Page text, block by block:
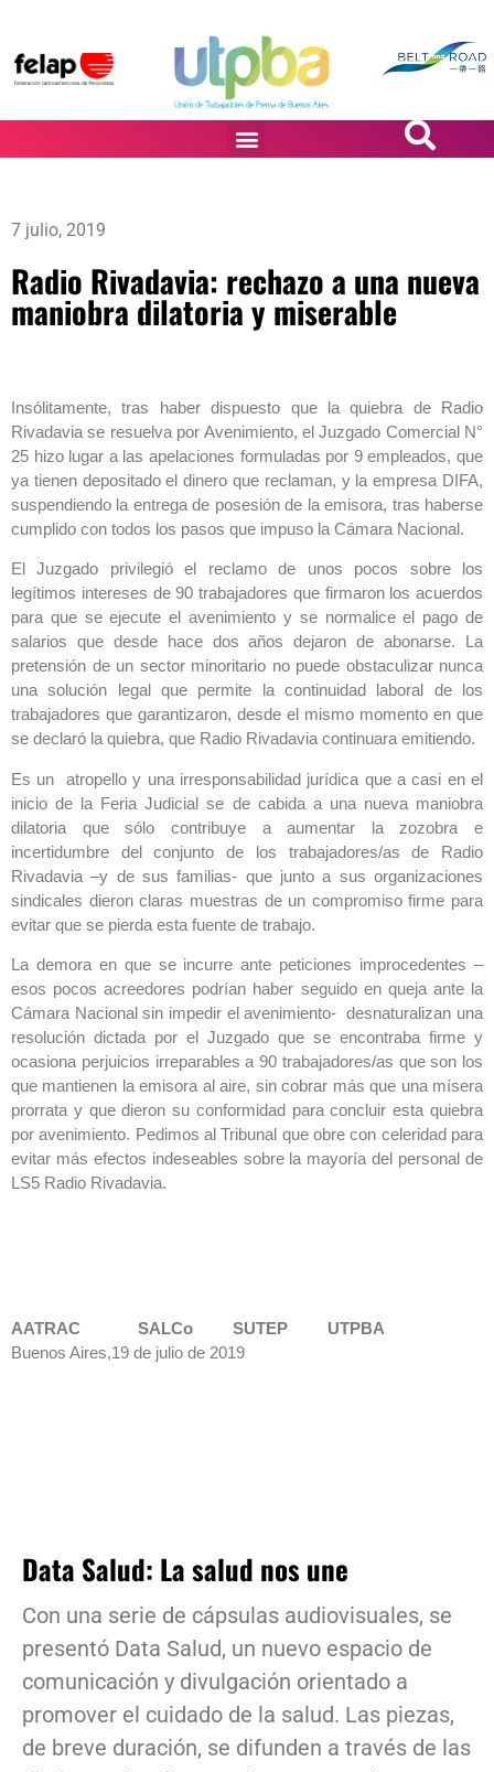
7 julio, 2019
Radio Rivadavia: rechazo a una nueva
maniobra dilatoria y miserable
Insólitamente, tras haber dispuesto que la quiebra de Radio
Rivadavia se resuelva por Avenimiento, el Juzgado Comercial N°
25 hizo lugar a las apelaciones formuladas por 9 empleados, que
ya tienen depositado el dinero que reclaman, y la empresa DIFA,
suspendiendo la entrega de posesión de la emisora, tras haberse
cumplido con todos los pasos que impuso la Cámara Nacional.
El Juzgado privilegió el reclamo de unos pocos sobre los
legítimos intereses de 90 trabajadores que firmaron los acuerdos
para que se ejecute el avenimiento y se normalice el pago de
salarios que desde hace dos años dejaron de abonarse. La
pretensión de un sector minoritario no puede obstaculizar nunca
una solución legal que permite la continuidad laboral de los
trabajadores que garantizaron, desde el mismo momento en que
se declaró la quiebra, que Radio Rivadavia continuara emitiendo.
Es un atropello y una irresponsabilidad jurídica que a casi en el
inicio de la Feria Judicial se de cabida a una nueva maniobra
dilatoria que sólo contribuye a aumentar la zozobra e
incertidumbre del conjunto de los trabajadores/as de Radio
Rivadavia –y de sus familias- que junto a sus organizaciones
sindicales dieron claras muestras de un compromiso firme para
evitar que se pierda esta fuente de trabajo.
La demora en que se incurre ante peticiones improcedentes –
esos pocos acreedores podrían haber seguido en queja ante la
Cámara Nacional sin impedir el avenimiento- desnaturalizan una
resolución dictada por el Juzgado que se encontraba firme y
ocasiona perjuicios irreparables a 90 trabajadores/as que son los
que mantienen la emisora al aire, sin cobrar más que una mísera
prorrata y que dieron su conformidad para concluir esta quiebra
por avenimiento. Pedimos al Tribunal que obre con celeridad para
evitar más efectos indeseables sobre la mayoría del personal de
LS5 Radio Rivadavia.
AATRAC SALCo SUTEP UTPBA
Buenos Aires,19 de julio de 2019
Data Salud: La salud nos une
Con una serie de cápsulas audiovisuales, se
presentó Data Salud, un nuevo espacio de
comunicación y divulgación orientado a
promover el cuidado de la salud. Las piezas,
de breve duración, se difunden a través de las